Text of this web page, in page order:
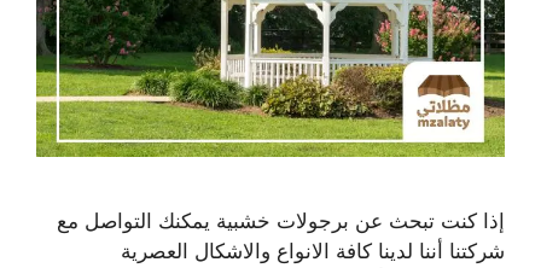
إذا كنت تبحث عن برجولات خشبية يمكنك التواصل مع
شركتنا أننا لدينا كافة الانواع والاشكال العصرية